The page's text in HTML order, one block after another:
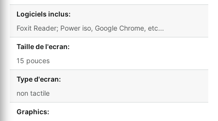
Logiciels inclus:
Foxit Reader; Power iso, Google Chrome, etc...
Taille de l'ecran:
15 pouces
Type d'ecran:
non tactile
Graphics: